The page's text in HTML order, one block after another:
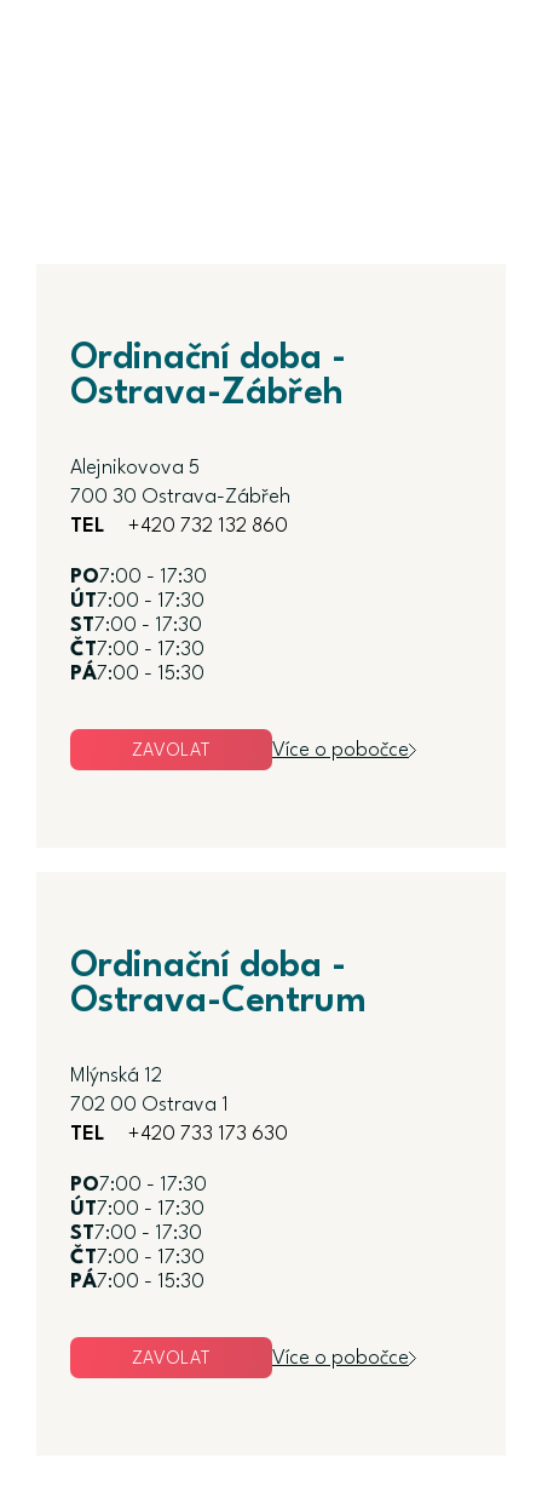
Ordinační doba -
Ostrava-Zábřeh
Alejnikovova 5
700 30 Ostrava-Zábřeh
TEL
+420 732 132 860
PO7:00 - 17:30
ÚT7:00 - 17:30
ST7:00 - 17:30
ČT7:00 - 17:30
PÁ7:00 - 15:30
ZAVOLAT Více o pobočce
Ordinační doba -
Ostrava-Centrum
Mlýnská 12
702 00 Ostrava 1
TEL
+420 733 173 630
PO7:00 - 17:30
ÚT7:00 - 17:30
ST7:00 - 17:30
ČT7:00 - 17:30
PÁ7:00 - 15:30
ZAVOLAT Více o pobočce